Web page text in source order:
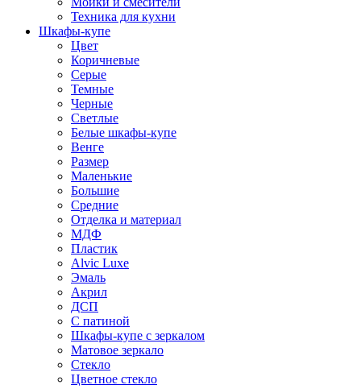
Техника для кухни
Шкафы-купе
Цвет
Коричневые
Серые
Темные
Черные
Светлые
Белые шкафы-купе
Венге
Размер
Маленькие
Большие
Средние
Отделка и материал
МДФ
Пластик
Alvic Luxe
Эмаль
Акрил
ДСП
С патиной
Шкафы-купе с зеркалом
Матовое зеркало
Стекло
Цветное стекло